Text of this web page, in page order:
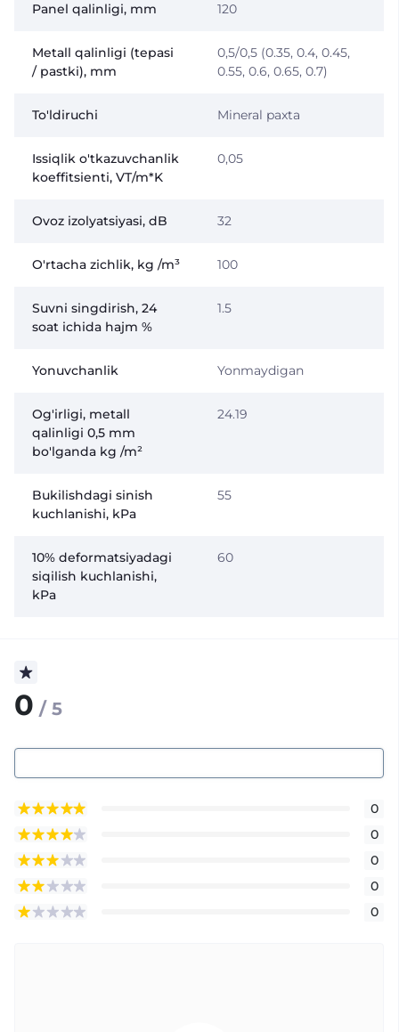
Panel qalinligi, mm 120
Metall qalinligi (tepasi
/ pastki), mm
0,5/0,5 (0.35, 0.4, 0.45,
0.55, 0.6, 0.65, 0.7)
To'ldiruchi Mineral paxta
Issiqlik o'tkazuvchanlik
koeffitsienti, VT/m*K
0,05
Ovoz izolyatsiyasi, dB 32
O'rtacha zichlik, kg /m³ 100
Suvni singdirish, 24
soat ichida hajm %
1.5
Yonuvchanlik Yonmaydigan
Og'irligi, metall
qalinligi 0,5 mm
bo'lganda kg /m²
24.19
Bukilishdagi sinish
kuchlanishi, kPa
55
10% deformatsiyadagi
siqilish kuchlanishi,
kPa
60
0 / 5
0
0
0
0
0